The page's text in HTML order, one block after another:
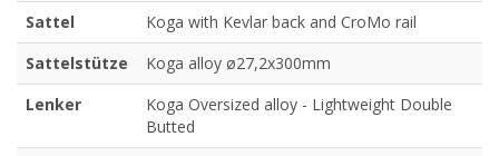
Sattel
Koga with Kevlar back and CroMo rail
Sattelstütze
Koga alloy ø27,2x300mm
Lenker
Koga Oversized alloy - Lightweight Double
Butted